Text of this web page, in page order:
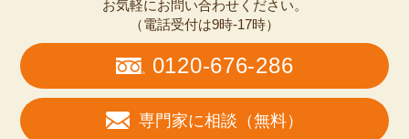
お気軽にお問い合わせください。
（電話受付は9時-17時）
0120-676-286
専門家に相談（無料）